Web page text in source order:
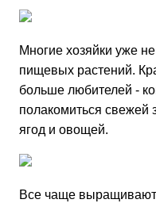
Многие хозяйки уже
пищевых растений.
больше любителей -
полакомиться свежей
ягод и овощей.
Все чаще